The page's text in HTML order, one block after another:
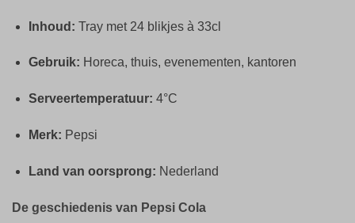
Inhoud: Tray met 24 blikjes à 33cl
Gebruik: Horeca, thuis, evenementen, kantoren
Serveertemperatuur: 4°C
Merk: Pepsi
Land van oorsprong: Nederland
De geschiedenis van Pepsi Cola